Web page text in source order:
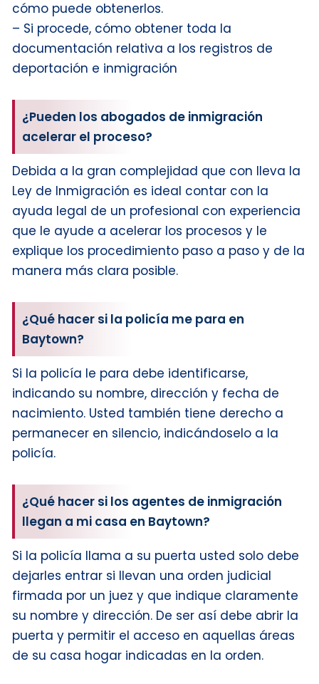
cómo puede obtenerlos.
– Si procede, cómo obtener toda la
documentación relativa a los registros de
deportación e inmigración
¿Pueden los abogados de inmigración
acelerar el proceso?
Debida a la gran complejidad que con lleva la
Ley de Inmigración es ideal contar con la
ayuda legal de un profesional con experiencia
que le ayude a acelerar los procesos y le
explique los procedimiento paso a paso y de la
manera más clara posible.
¿Qué hacer si la policía me para en
Baytown?
Si la policía le para debe identificarse,
indicando su nombre, dirección y fecha de
nacimiento. Usted también tiene derecho a
permanecer en silencio, indicándoselo a la
policía.
¿Qué hacer si los agentes de inmigración
llegan a mi casa en Baytown?
Si la policía llama a su puerta usted solo debe
dejarles entrar si llevan una orden judicial
firmada por un juez y que indique claramente
su nombre y dirección. De ser así debe abrir la
puerta y permitir el acceso en aquellas áreas
de su casa hogar indicadas en la orden.